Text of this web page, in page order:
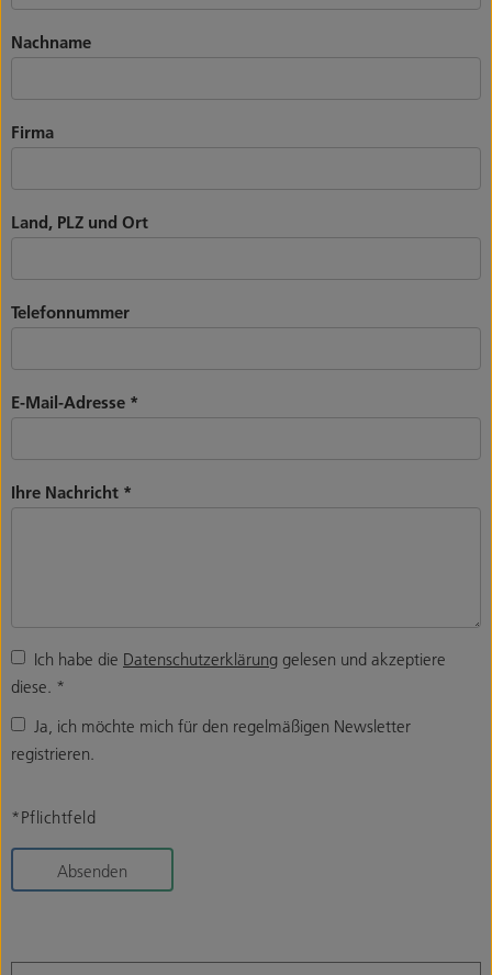
Nachname
Firma
Land, PLZ und Ort
Telefonnummer
E-Mail-Adresse *
Ihre Nachricht *
Ich habe die Datenschutzerklärung gelesen und akzeptiere
diese. *
Ja, ich möchte mich für den regelmäßigen Newsletter
registrieren.
*Pflichtfeld
Absenden